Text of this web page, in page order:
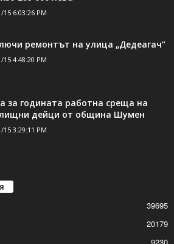
15 6:03:26 PM
ремонтът на улица „Дедеагач“
15 4:48:20 PM
за годината работна среща на
дейци от община Шумен
15 3:29:11 PM
39695
20179